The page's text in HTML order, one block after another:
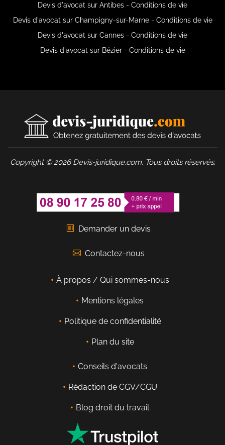
Devis d'avocat sur Antibes - Conditions de vie
Devis d'avocat sur Champigny-sur-Marne - Conditions de vie
Devis d'avocat sur Cannes - Conditions de vie
Devis d'avocat sur Bézier - Conditions de vie
Copyright © 2026 Devis-juridique.com. Tous droits réservés.
Demander un devis
Contactez-nous
À propos / Qui sommes-nous
Mentions légales
Politique de confidentialité
Plan du site
Conseils d'avocats
Rédaction de CGV/CGU
Blog droit du travail